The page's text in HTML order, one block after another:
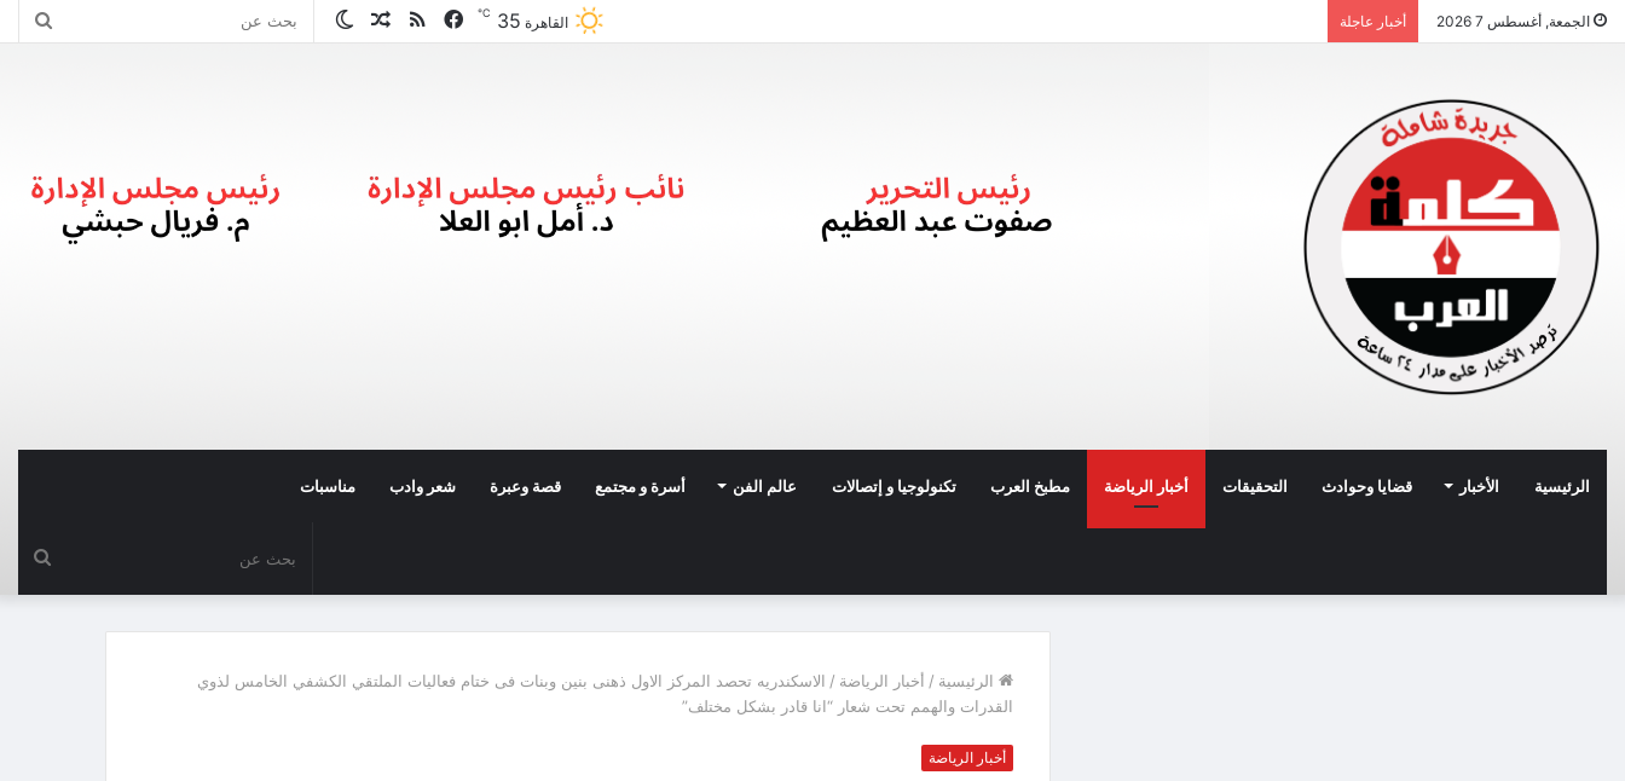
الجمعة, أغسطس 7 2026 أخبار عاجلة
الوضع مقال ملخص
فيسبوك القاهرة 35
℃
الرئيسية الأخبار قضايا وحوادث التحقيقات أخبار الرياضة مطبخ العرب تكنولوجيا و إتصالات عالم الفن أسرة و مجتمع قصة وعبرة شعر وادب مناسبات
الرئيسية / أخبار الرياضة / الاسكندريه تحصد المركز الاول ذهنى بنين وبنات فى ختام فعاليات الملتقي الكشفي الخامس لذوي
القدرات والهمم تحت شعار “انا قادر بشكل مختلف”
أخبار الرياضة